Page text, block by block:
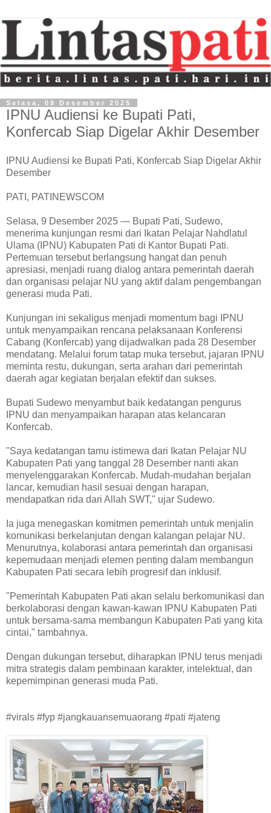
Selasa, 09 Desember 2025
IPNU Audiensi ke Bupati Pati,
Konfercab Siap Digelar Akhir Desember
IPNU Audiensi ke Bupati Pati, Konfercab Siap Digelar Akhir
Desember
PATI, PATINEWSCOM
Selasa, 9 Desember 2025 — Bupati Pati, Sudewo,
menerima kunjungan resmi dari Ikatan Pelajar Nahdlatul
Ulama (IPNU) Kabupaten Pati di Kantor Bupati Pati.
Pertemuan tersebut berlangsung hangat dan penuh
apresiasi, menjadi ruang dialog antara pemerintah daerah
dan organisasi pelajar NU yang aktif dalam pengembangan
generasi muda Pati.
Kunjungan ini sekaligus menjadi momentum bagi IPNU
untuk menyampaikan rencana pelaksanaan Konferensi
Cabang (Konfercab) yang dijadwalkan pada 28 Desember
mendatang. Melalui forum tatap muka tersebut, jajaran IPNU
meminta restu, dukungan, serta arahan dari pemerintah
daerah agar kegiatan berjalan efektif dan sukses.
Bupati Sudewo menyambut baik kedatangan pengurus
IPNU dan menyampaikan harapan atas kelancaran
Konfercab.
"Saya kedatangan tamu istimewa dari Ikatan Pelajar NU
Kabupaten Pati yang tanggal 28 Desember nanti akan
menyelenggarakan Konfercab. Mudah-mudahan berjalan
lancar, kemudian hasil sesuai dengan harapan,
mendapatkan rida dari Allah SWT," ujar Sudewo.
Ia juga menegaskan komitmen pemerintah untuk menjalin
komunikasi berkelanjutan dengan kalangan pelajar NU.
Menurutnya, kolaborasi antara pemerintah dan organisasi
kepemudaan menjadi elemen penting dalam membangun
Kabupaten Pati secara lebih progresif dan inklusif.
"Pemerintah Kabupaten Pati akan selalu berkomunikasi dan
berkolaborasi dengan kawan-kawan IPNU Kabupaten Pati
untuk bersama-sama membangun Kabupaten Pati yang kita
cintai," tambahnya.
Dengan dukungan tersebut, diharapkan IPNU terus menjadi
mitra strategis dalam pembinaan karakter, intelektual, dan
kepemimpinan generasi muda Pati.
#virals #fyp #jangkauansemuaorang #pati #jateng